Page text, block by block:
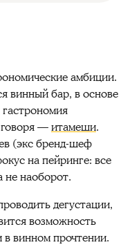
амбиции.
винный бар, в основе
—итамеши.
(экс бренд-шеф
на пейринге: все
не наоборот.
дегустации,
возможность
винном прочтении.